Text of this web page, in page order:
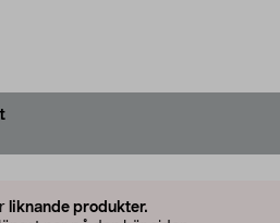
liknande produkter.